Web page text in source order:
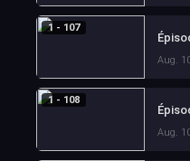
1 - 107
Aug.
1 - 108
Aug.